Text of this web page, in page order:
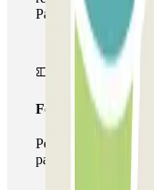
Parclick.
Forfait illimité
Pendant votre
parking aussi